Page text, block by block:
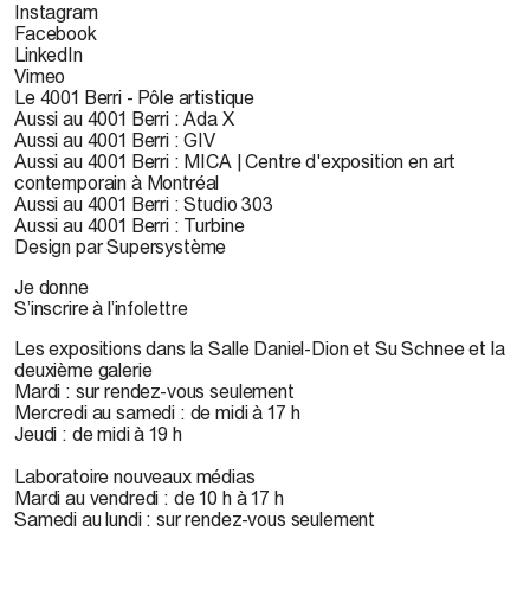
Instagram
Facebook
LinkedIn
Vimeo
Le 4001 Berri - Pôle artistique
Aussi au 4001 Berri : Ada X
Aussi au 4001 Berri : GIV
Aussi au 4001 Berri : MICA | Centre d'exposition en art
contemporain à Montréal
Aussi au 4001 Berri : Studio 303
Aussi au 4001 Berri : Turbine
Design par Supersystème
Je donne
S’inscrire à l’infolettre
Les expositions dans la Salle Daniel-Dion et Su Schnee et la
deuxième galerie
Mardi : sur rendez-vous seulement
Mercredi au samedi : de midi à 17 h
Jeudi : de midi à 19 h
Laboratoire nouveaux médias
Mardi au vendredi : de 10 h à 17 h
Samedi au lundi : sur rendez-vous seulement